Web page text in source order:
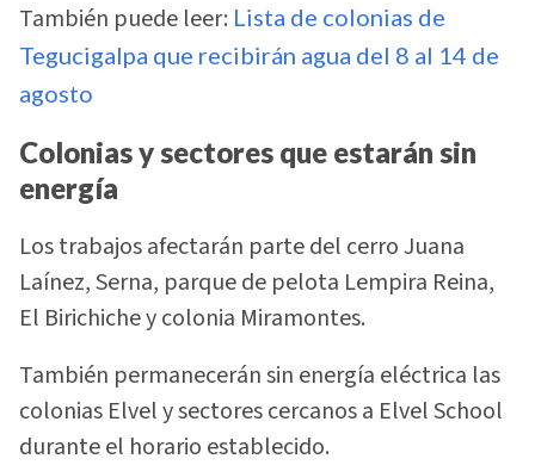
También puede leer: Lista de colonias de
Tegucigalpa que recibirán agua del 8 al 14 de
agosto
Colonias y sectores que estarán sin
energía
Los trabajos afectarán parte del cerro Juana
Laínez, Serna, parque de pelota Lempira Reina,
El Birichiche y colonia Miramontes.
También permanecerán sin energía eléctrica las
colonias Elvel y sectores cercanos a Elvel School
durante el horario establecido.